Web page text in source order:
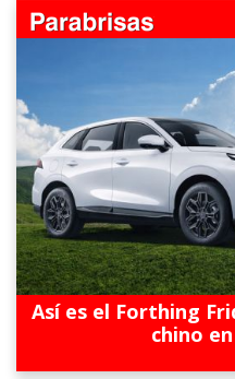
Así es el Forthing
chino